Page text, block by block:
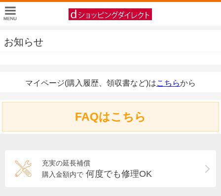
お知らせ
マイページ(購入履歴、領収書など)はこちらから
FAQはこちら
充実の延長補償
購入金額内で 何度でも修理OK